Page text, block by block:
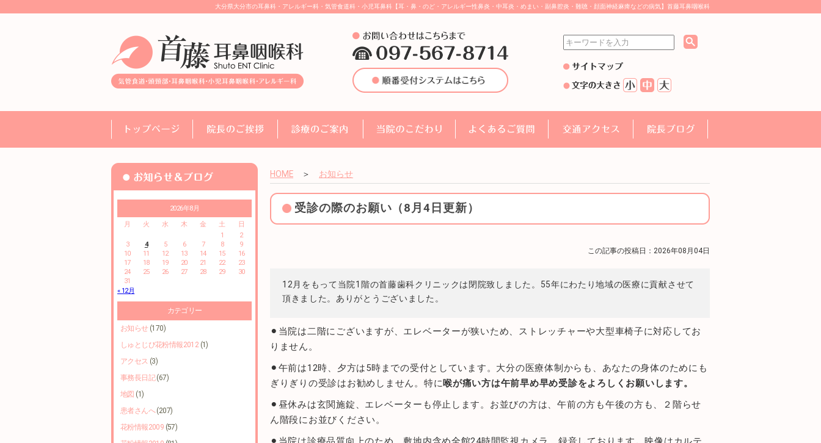
大分県大分市の耳鼻科・アレルギー科・気管食道科・小児耳鼻科【耳・鼻・のど・アレルギー性鼻炎・中耳炎・めまい・副鼻腔炎・難聴・顔面神経麻痺などの病気】首藤耳鼻咽喉科
2026年8月
月
火 水 木 金 土
日
1
2
3
4 5 6 7 8
9
10
11 12 13 14 15
16
17
18 19 20 21 22
23
24
25 26 27 28 29
30
31
« 12月
カテゴリー
お知らせ (170)
しゅとじび花粉情報2012(1)
アクセス (3)
事務長日記(67)
地図 (1)
患者さんへ(207)
花粉情報2009 (57)
HOME ＞ お知らせ
受診の際のお願い（8月4日更新）
この記事の投稿日：2026年08月04日
12月をもって当院1階の首藤歯科クリニックは閉院致しました。55年にわたり地域の医療に貢献させて
頂きました。ありがとうございました。
⚫︎当院は二階にございますが、エレベーターが狭いため、ストレッチャーや大型車椅子に対応してお
りません。
⚫︎午前は12時、夕方は5時までの受付としています。大分の医療体制からも、あなたの身体のためにも
ぎりぎりの受診はお勧めしません。特に喉が痛い方は午前早め早め受診をよろしくお願いします。
⚫︎昼休みは玄関施錠、エレベーターも停止します。お並びの方は、午前の方も午後の方も、２階らせ
ん階段にお並びください。